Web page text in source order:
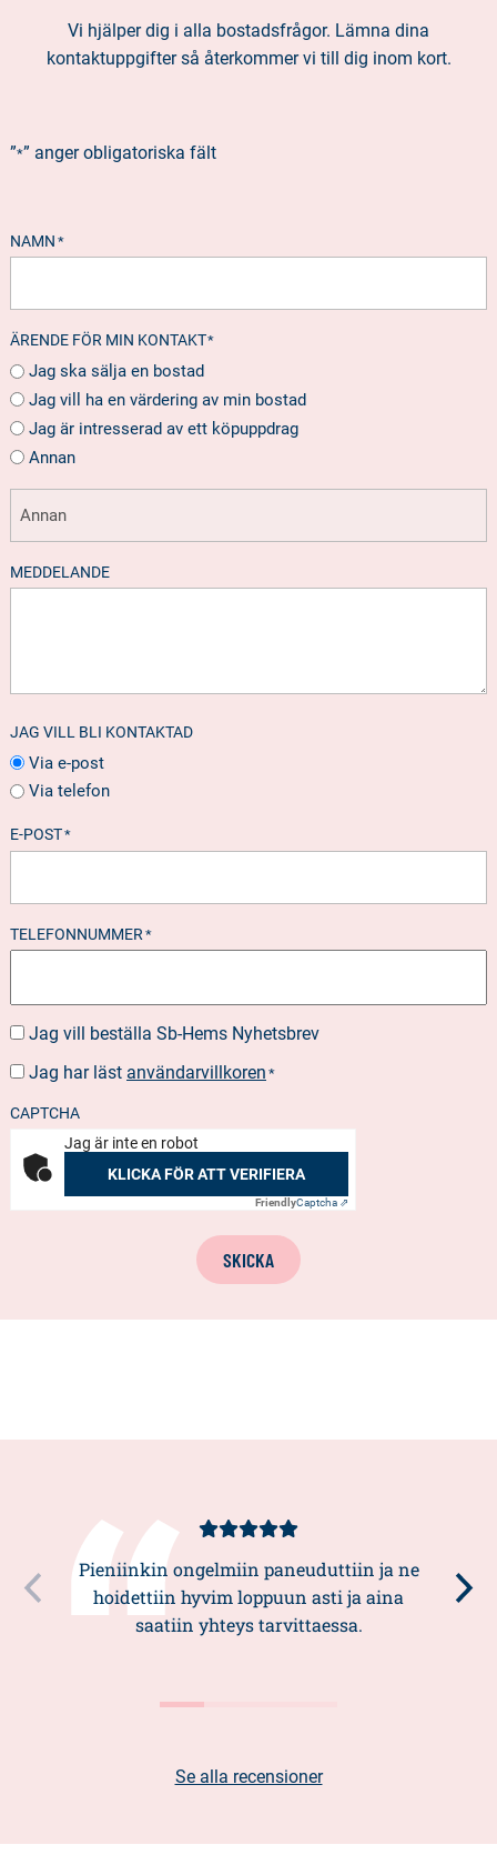
Vi hjälper dig i alla bostadsfrågor. Lämna dina
kontaktuppgifter så återkommer vi till dig inom kort.
”*” anger obligatoriska fält
NAMN *
ÄRENDE FÖR MIN KONTAKT*
Jag ska sälja en bostad
Jag vill ha en värdering av min bostad
Jag är intresserad av ett köpuppdrag
Annan
MEDDELANDE
JAG VILL BLI KONTAKTAD
Via e-post
Via telefon
E-POST*
TELEFONNUMMER *
BESTÄLLA
Jag vill beställa Sb-Hems Nyhetsbrev
SUOSTUMUS *
Jag har läst användarvillkoren *
CAPTCHA
Jag är inte en robot
KLICKA FÖR ATT VERIFIERA
FriendlyCaptcha ⇗
SKICKA
Kundbetyg
5/5
Pieniinkin ongelmiin paneuduttiin ja ne
hoidettiin hyvim loppuun asti ja aina
saatiin yhteys tarvittaessa.
Se alla recensioner